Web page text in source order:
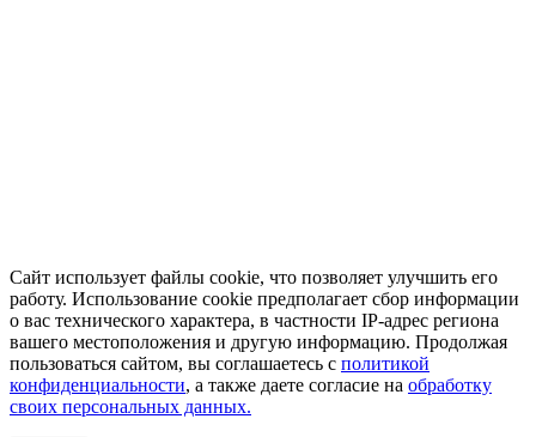
Сайт использует файлы cookie, что позволяет улучшить его
работу. Использование cookie предполагает сбор информации
о вас технического характера, в частности IP-адрес региона
вашего местоположения и другую информацию. Продолжая
пользоваться сайтом, вы соглашаетесь с политикой
конфиденциальности, а также даете согласие на обработку
своих персональных данных.